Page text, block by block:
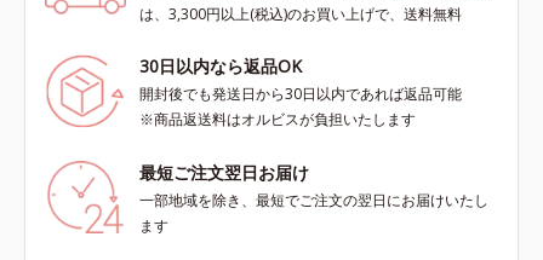
は、3,300円以上(税込)のお買い上げで、送料無料
30日以内なら返品OK
開封後でも発送日から30日以内であれば返品可能
※商品返送料はオルビスが負担いたします
最短ご注文翌日お届け
一部地域を除き、最短でご注文の翌日にお届けいたし
ます